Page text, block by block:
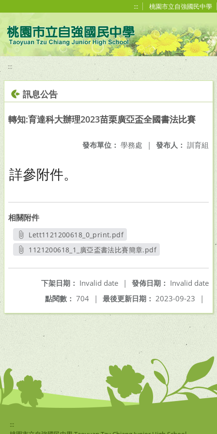
::: 桃園市立自強國民中學
:::
訊息公告
轉知:育達科大辦理2023苗栗廣亞盃全國書法比賽
發布人： 訓育組
發布單位： 學務處 |
詳參附件。
相關附件
Lett1121200618_0_print.pdf
另開新視窗
1121200618_1_廣亞盃書法比賽簡章.pdf
發佈日期： Invalid date
下架日期： Invalid date
|
最後更新日期： 2023-09-23 |
點閱數： 704 |
:::